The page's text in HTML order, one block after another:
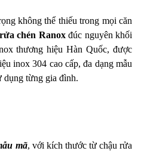
không thể thiếu trong mọi căn
chén Ranoxđúc nguyên khối
thương hiệu Hàn Quốc, được
inox 304 cao cấp, đa dạng mẫu
dụng từng gia đình.
mã, với kích thước từ chậu rửa